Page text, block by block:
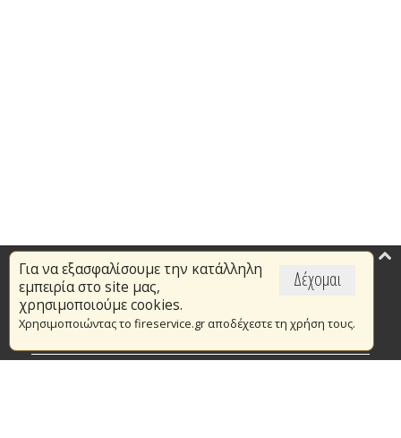
Δέχομαι
Για να εξασφαλίσουμε την κατάλληλη
εμπειρία στο site μας,
χρησιμοποιούμε cookies.
Χρησιμοποιώντας το fireservice.gr αποδέχεστε τη χρήση τους.
Επικαιρότητα
Το Πυροσβεστικό Σώμα